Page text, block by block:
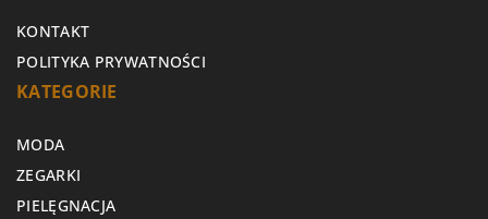
KONTAKT
POLITYKA PRYWATNOŚCI
KATEGORIE
MODA
ZEGARKI
PIELĘGNACJA